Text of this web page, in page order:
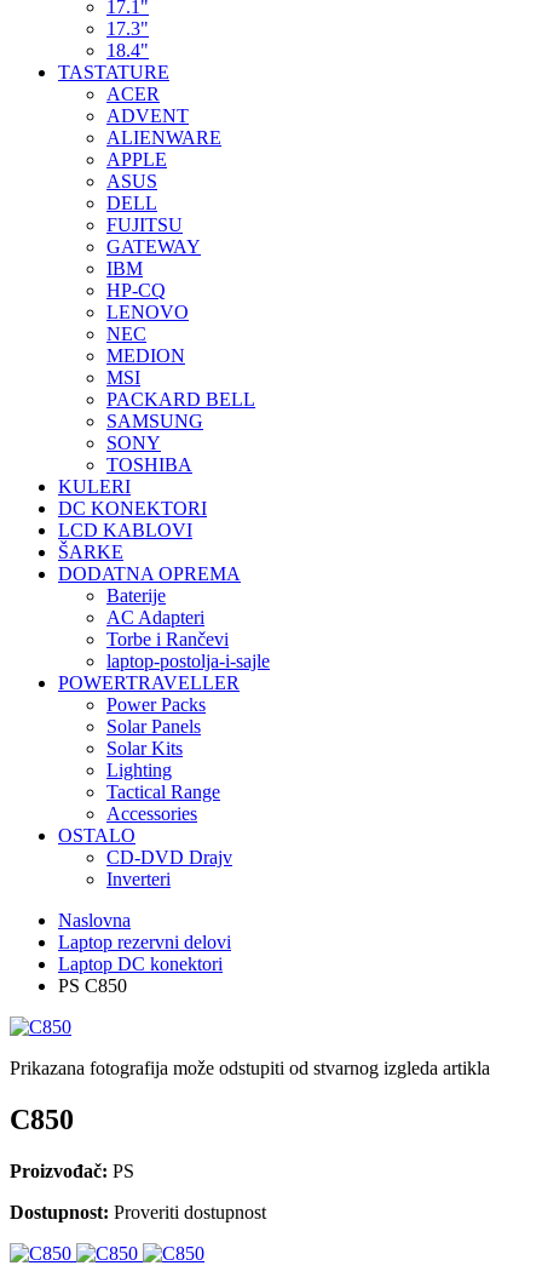
17.1"
17.3"
18.4"
TASTATURE
ACER
ADVENT
ALIENWARE
APPLE
ASUS
DELL
FUJITSU
GATEWAY
IBM
HP-CQ
LENOVO
NEC
MEDION
MSI
PACKARD BELL
SAMSUNG
SONY
TOSHIBA
KULERI
DC KONEKTORI
LCD KABLOVI
ŠARKE
DODATNA OPREMA
Baterije
AC Adapteri
Torbe i Rančevi
laptop-postolja-i-sajle
POWERTRAVELLER
Power Packs
Solar Panels
Solar Kits
Lighting
Tactical Range
Accessories
OSTALO
CD-DVD Drajv
Inverteri
Naslovna
Laptop rezervni delovi
Laptop DC konektori
PS C850
Prikazana fotografija može odstupiti od stvarnog izgleda artikla
C850
Proizvođač: PS
Dostupnost: Proveriti dostupnost